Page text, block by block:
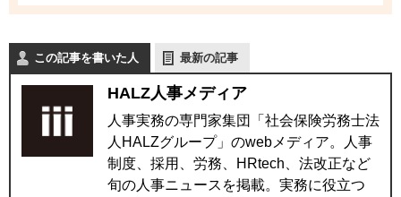
この記事を書いた人 最新の記事
HALZ人事メディア
人事実務の専門家集団「社会保険労務士法
人HALZグループ」のwebメディア。人事
制度、採用、労務、HRtech、法改正など
旬の人事ニュースを掲載。実務に役立つ